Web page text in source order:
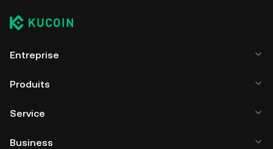
Entreprise
Produits
Service
Business